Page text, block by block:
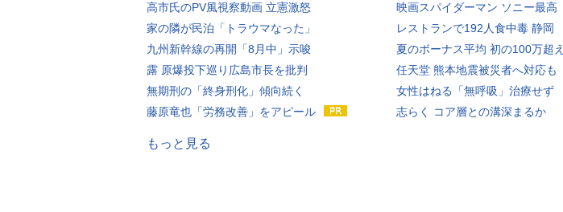
高市氏のPV風視察動画 立憲激怒
家の隣が民泊「トラウマなった」
九州新幹線の再開「8月中」示唆
露 原爆投下巡り広島市長を批判
無期刑の「終身刑化」傾向続く
藤原竜也「労務改善」をアピール
映画スパイダーマン ソニー最高
レストランで192人食中毒 静岡
夏のボーナス平均 初の100万超え
任天堂 熊本地震被災者へ対応も
女性はねる「無呼吸」治療せず
志らく コア層との溝深まるか
もっと見る